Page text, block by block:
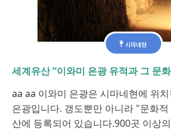
시마네현
세계유산 “이와미 은광 유적과 그 문
aa aa 이와미 은광은 시마네현에 위
은광입니다. 갱도뿐만 아니라 "문화
산에 등록되어 있습니다.900곳 이상